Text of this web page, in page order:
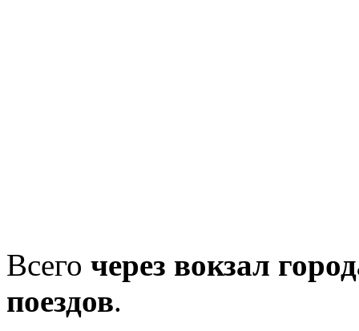
Всего через вокзал
поездов.